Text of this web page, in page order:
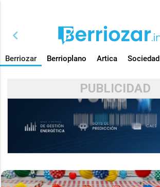
chevron_left
Berriozar Berrioplano Artica Sociedad
PUBLICIDAD